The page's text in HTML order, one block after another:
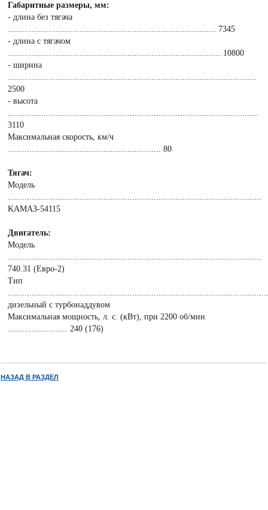
Габаритные размеры, мм:
- длина без тягача
....................................................................................... 7345
- длина с тягачом
......................................................................................... 10800
- ширина
2500
- высота
3110
Mаксимальная скорость, км/ч
................................................................ 80
Тягач:
Модель
KAMAЗ-54115
Двигатель:
Модель
740.31 (Евро-2)
Тип
дизельный с турбонаддувом
Максимальная мощность, л. с. (кВт), при 2200 об/мин
......................... 240 (176)
НАЗАД В РАЗДЕЛ